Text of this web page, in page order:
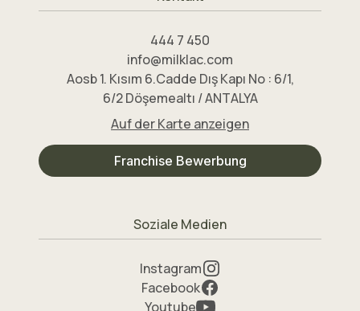
444 7 450
info@milklac.com
Aosb 1. Kısım 6.Cadde Dış Kapı No : 6/1,
6/2 Döşemealtı / ANTALYA
Auf der Karte anzeigen
Franchise Bewerbung
Soziale Medien
Instagram
Facebook
Youtube